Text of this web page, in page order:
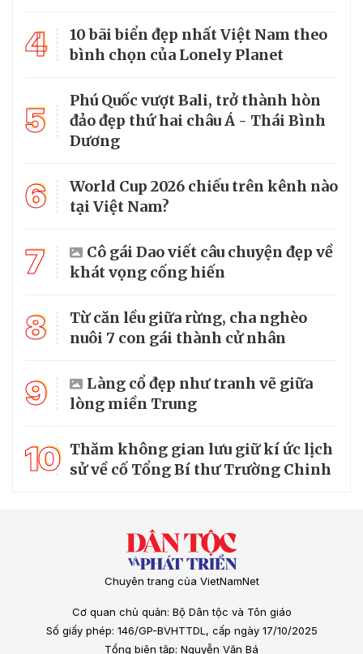
4
10 bãi biển đẹp nhất Việt Nam theo
bình chọn của Lonely Planet
5
Phú Quốc vượt Bali, trở thành hòn
đảo đẹp thứ hai châu Á - Thái Bình
Dương
6
World Cup 2026 chiếu trên kênh nào
tại Việt Nam?
7
Cô gái Dao viết câu chuyện đẹp về
khát vọng cống hiến
8
Từ căn lều giữa rừng, cha nghèo
nuôi 7 con gái thành cử nhân
9
Làng cổ đẹp như tranh vẽ giữa
lòng miền Trung
10 Thăm không gian lưu giữ kí ức lịch
sử về cố Tổng Bí thư Trường Chinh
Chuyên trang của VietNamNet
Cơ quan chủ quản: Bộ Dân tộc và Tôn giáo
Số giấy phép: 146/GP-BVHTTDL, cấp ngày 17/10/2025
Tổng biên tập: Nguyễn Văn Bá